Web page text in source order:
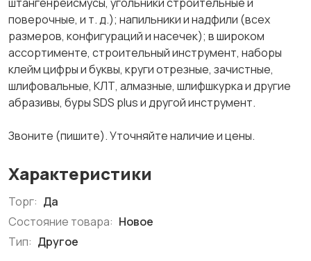
поверочные, и т. д.); напильники и надфили (всех
размеров, конфигураций и насечек); в широком
ассортименте, строительный инструмент, наборы
клейм цифры и буквы, круги отрезные, зачистные,
шлифовальные, КЛТ, алмазные, шлифшкурка и другие
абразивы, буры SDS plus и другой инструмент.
Звоните (пишите). Уточняйте наличие и цены.
Характеристики
Торг: Да
Состояние товара: Новое
Тип: Другое